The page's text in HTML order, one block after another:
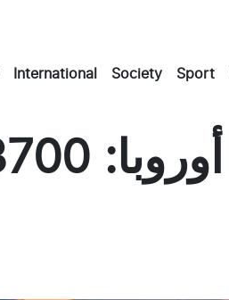
International Society Sport